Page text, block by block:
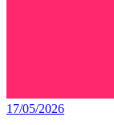
17/05/2026